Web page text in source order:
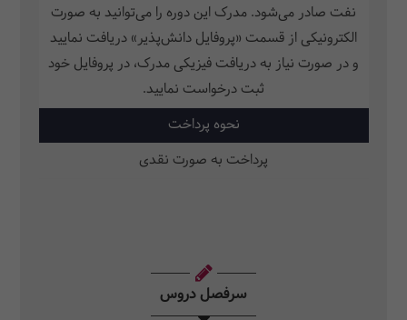
نفت صادر می‌شود. مدرک این دوره را می‌توانید به صورت
الکترونیکی از قسمت «پروفایل دانش‌پذیر» دریافت نمایید
و در صورت نیاز به دریافت فیزیکی مدرک، در پروفایل خود
ثبت‌ درخواست نمایید.
نحوه پرداخت
پرداخت به صورت نقدی
سرفصل دروس